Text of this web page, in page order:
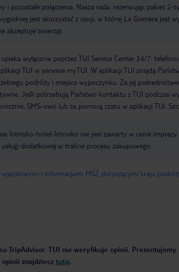
i pozostałe połączenia. Nasza rada: rezerwując pakiet
jest skorzystać z opcji, w której La Gomera jest
akceptuje zwierząt
wyłącznie poprzez TUI Service Center 24/7:
TUI w serwisie myTUI. W aplikacji TUI znajdą
podróży i miejsca wypoczynku. Za jej
Jeśli potrzebują Państwo kontaktu z TUI podczas
SMS-owo lub za pomocą czatu w aplikacji TUI.
lotnisko-hotel-lotnisko nie jest zawarty w cenie imprezy
dodatkowej w trakcie procesu zakupowego.
wjazdowymi i informacjami MSZ dotyczącymi kraju
TripAdvisor. TUI nie weryfikuje opinii.
znajdziesz tutaj.